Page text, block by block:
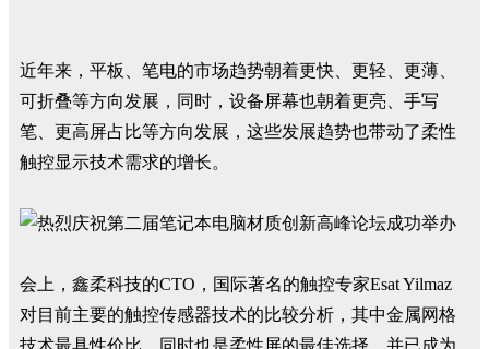
近年来，平板、笔电的市场趋势朝着更快、更轻、更薄、
可折叠等方向发展，同时，设备屏幕也朝着更亮、手写
笔、更高屏占比等方向发展，这些发展趋势也带动了柔性
触控显示技术需求的增长。
会上，鑫柔科技的CTO，国际著名的触控专家Esat Yilmaz
对目前主要的触控传感器技术的比较分析，其中金属网格
技术最具性价比，同时也是柔性屏的最佳选择，并已成为